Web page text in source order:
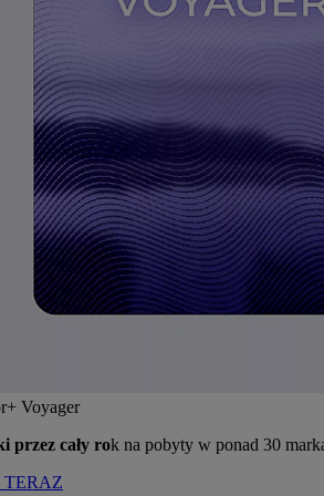
Voyager
przez cały rok na pobyty w ponad 30